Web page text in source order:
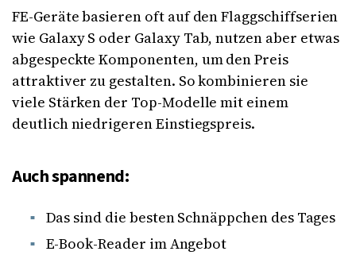
FE-Geräte basieren oft auf den Flaggschiffserien
wie Galaxy S oder Galaxy Tab, nutzen aber etwas
abgespeckte Komponenten, um den Preis
attraktiver zu gestalten. So kombinieren sie
viele Stärken der Top-Modelle mit einem
deutlich niedrigeren Einstiegspreis.
Auch spannend:
Das sind die besten Schnäppchen des Tages
E-Book-Reader im Angebot